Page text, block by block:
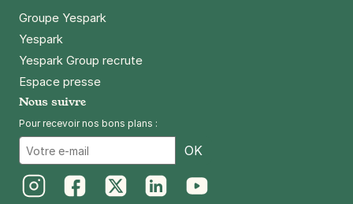
Groupe Yespark
Yespark
Yespark Group recrute
Espace presse
Nous suivre
Pour recevoir nos bons plans :
OK